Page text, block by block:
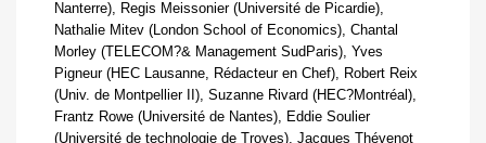
Nanterre), Regis Meissonier (Université de Picardie),
Nathalie Mitev (London School of Economics), Chantal
Morley (TELECOM?& Management SudParis), Yves
Pigneur (HEC Lausanne, Rédacteur en Chef), Robert Reix 
(Univ. de Montpellier II), Suzanne Rivard (HEC?Montréal),
Frantz Rowe (Université de Nantes), Eddie Soulier
(Université de technologie de Troyes), Jacques Thévenot